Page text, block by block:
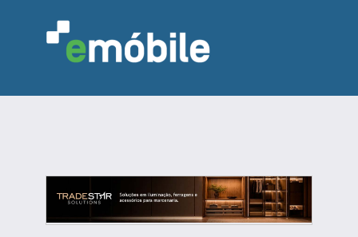
DESIGN & DECORAÇÃO
INDICADORES
FEIRAS NOTÍCIAS